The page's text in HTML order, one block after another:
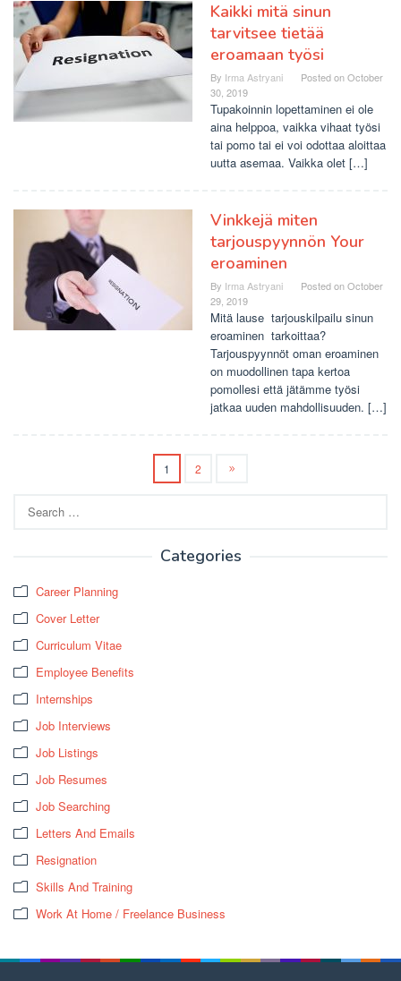
Kaikki mitä sinun
tarvitsee tietää
eroamaan työsi
By Irma Astryani Posted onOctober
30, 2019
Tupakoinnin lopettaminen ei ole
aina helppoa, vaikka vihaat työsi
tai pomo tai ei voi odottaa aloittaa
uutta asemaa. Vaikka olet […]
Vinkkejä miten
tarjouspyynnön Your
eroaminen
By Irma Astryani Posted onOctober
29, 2019
Mitä lause tarjouskilpailu sinun
eroaminen tarkoittaa?
Tarjouspyynnöt oman eroaminen
on muodollinen tapa kertoa
pomollesi että jätämme työsi
jatkaa uuden mahdollisuuden. […]
1 2
for:
Categories
Career Planning
Cover Letter
Curriculum Vitae
Employee Benefits
Internships
Job Interviews
Job Listings
Job Resumes
Job Searching
Letters And Emails
Resignation
Skills And Training
Work At Home / Freelance Business